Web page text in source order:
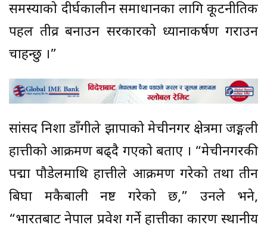
समस्याको दीर्घकालीन समाधानका लागि कूटनीतिक
पहल तीव्र बनाउन सरकारको ध्यानाकर्षण गराउन
चाहन्छु ।”
सांसद निशा डाँगीले झापाको मेचीनगर क्षेत्रमा जङ्गली
हात्तीको आक्रमण बढ्दै गएको बताए । “मेचीनगरकी
पद्मा पौडेलमाथि हात्तीले आक्रमण गरेको तथा तीन
बिघा मकैबाली नष्ट गरेको छ,” उनले भने,
“भारतबाट नेपाल प्रवेश गर्ने हात्तीका कारण स्थानीय